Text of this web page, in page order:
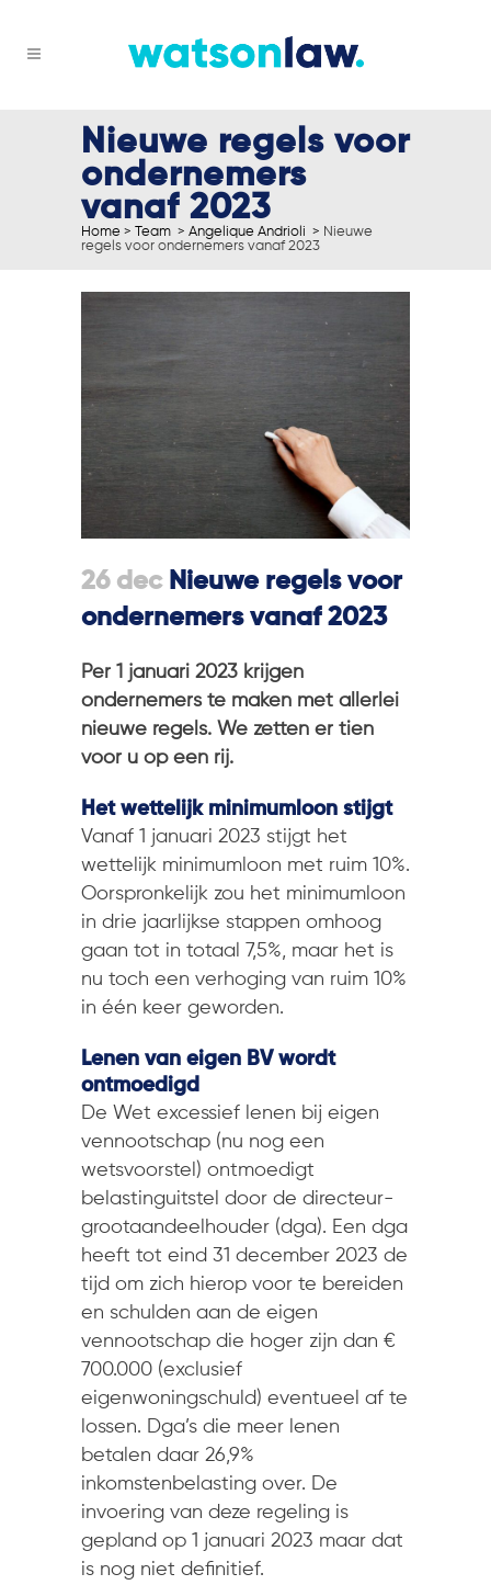
Nieuwe regels voor
ondernemers
vanaf 2023
Home > Team > Angelique Andrioli > Nieuwe
regels voor ondernemers vanaf 2023
26 decNieuwe regels voor
ondernemers vanaf 2023
Per 1 januari 2023 krijgen
ondernemers te maken met allerlei
nieuwe regels. We zetten er tien
voor u op een rij.
Het wettelijk minimumloon stijgt
Vanaf 1 januari 2023 stijgt het
wettelijk minimumloon met ruim 10%.
Oorspronkelijk zou het minimumloon
in drie jaarlijkse stappen omhoog
gaan tot in totaal 7,5%, maar het is
nu toch een verhoging van ruim 10%
in één keer geworden.
Lenen van eigen BV wordt
ontmoedigd
De Wet excessief lenen bij eigen
vennootschap (nu nog een
wetsvoorstel) ontmoedigt
belastinguitstel door de directeur-
grootaandeelhouder (dga). Een dga
heeft tot eind 31 december 2023 de
tijd om zich hierop voor te bereiden
en schulden aan de eigen
vennootschap die hoger zijn dan €
700.000 (exclusief
eigenwoningschuld) eventueel af te
lossen. Dga’s die meer lenen
betalen daar 26,9%
inkomstenbelasting over. De
invoering van deze regeling is
gepland op 1 januari 2023 maar dat
is nog niet definitief.